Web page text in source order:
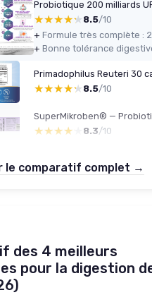
★★★★★
★★★★★ 8.5/10
+
+
Primadophilus Reuteri 30
★★★★★
★★★★★ 8.5/10
★★★★★
★★★★★ 8.3/10
le comparatif complet →
des 4 meilleurs
pour la digestion